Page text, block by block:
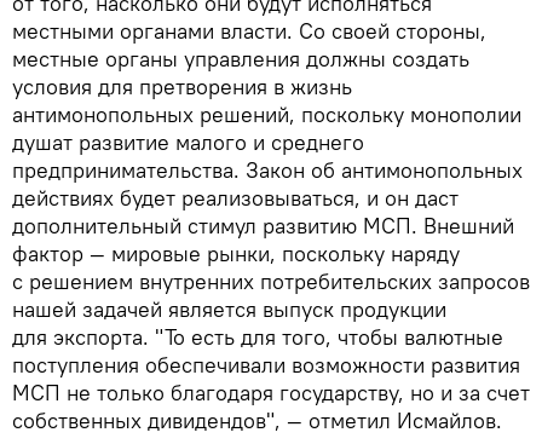
местными органами власти. Со своей стороны,
местные органы управления должны создать
условия для претворения в жизнь
антимонопольных решений, поскольку монополии
душат развитие малого и среднего
предпринимательства. Закон об антимонопольных
действиях будет реализовываться, и он даст
дополнительный стимул развитию МСП. Внешний
фактор — мировые рынки, поскольку наряду
с решением внутренних потребительских запросов
нашей задачей является выпуск продукции
для экспорта. "То есть для того, чтобы валютные
поступления обеспечивали возможности развития
МСП не только благодаря государству, но и за счет
собственных дивидендов", — отметил Исмайлов.